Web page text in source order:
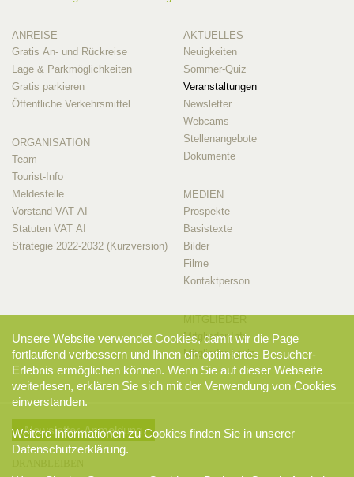
ANREISE
Gratis An- und Rückreise
Lage & Parkmöglichkeiten
Gratis parkieren
Öffentliche Verkehrsmittel
ORGANISATION
Team
Tourist-Info
Meldestelle
Vorstand VAT AI
Statuten VAT AI
Strategie 2022-2032 (Kurzversion)
AKTUELLES
Neuigkeiten
Sommer-Quiz
Veranstaltungen
Newsletter
Webcams
Stellenangebote
Dokumente
MEDIEN
Prospekte
Basistexte
Bilder
Filme
Kontaktperson
MITGLIEDER
Mitglieder-Info
Mitglieder-Login
Newsletter-Anmeldung
Unsere Website verwendet Cookies, damit wir die Page
fortlaufend verbessern und Ihnen ein optimiertes Besucher-
Erlebnis ermöglichen können. Wenn Sie auf dieser Webseite
weiterlesen, erklären Sie sich mit der Verwendung von Cookies
einverstanden.
Weitere Informationen zu Cookies finden Sie in unserer
Datenschutzerklärung.